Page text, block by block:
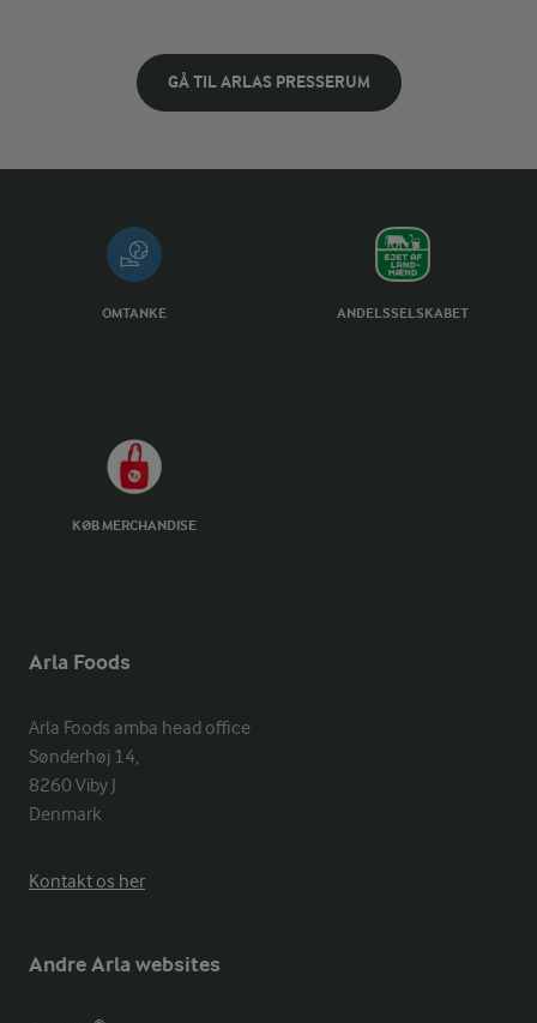
GÅ TIL ARLAS PRESSERUM
OMTANKE ANDELSSELSKABET
KØB MERCHANDISE
Arla Foods
Arla Foods amba head office
Sønderhøj 14,
8260 Viby J
Denmark
Kontakt os her
Andre Arla websites